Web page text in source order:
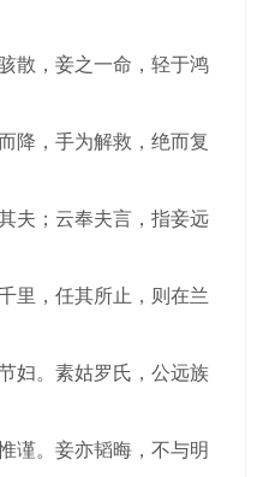
，妾之一命，轻于鸿
，手为解救，绝而复
；云奉夫言，指妾远
，任其所止，则在兰
。素姑罗氏，公远族
。妾亦韬晦，不与明